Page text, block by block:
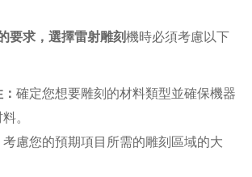
要求，選擇雷射雕刻機時必須考慮以下
確定您想要雕刻的材料類型並確保機器
。
考慮您的預期項目所需的雕刻區域的大